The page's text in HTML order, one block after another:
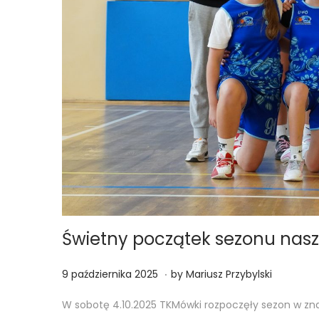
Świetny początek sezonu
Posted on
9 października 2025
p
. by Mariusz Przybylski
W sobotę 4.10.2025 TKMówki rozpoczęły sezon w